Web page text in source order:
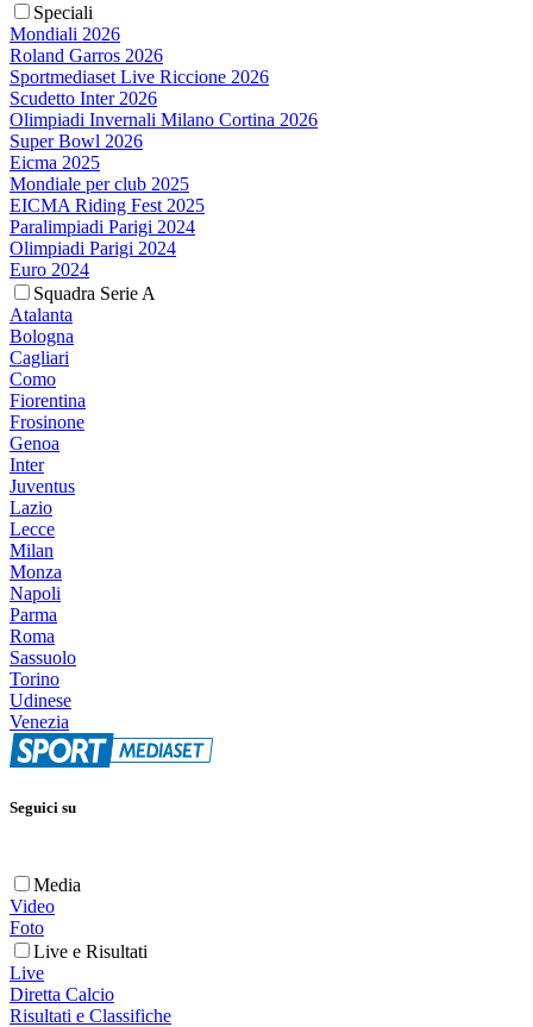
Speciali
Mondiali 2026
Roland Garros 2026
Sportmediaset Live Riccione 2026
Scudetto Inter 2026
Olimpiadi Invernali Milano Cortina 2026
Super Bowl 2026
Eicma 2025
Mondiale per club 2025
EICMA Riding Fest 2025
Paralimpiadi Parigi 2024
Olimpiadi Parigi 2024
Euro 2024
Squadra Serie A
Atalanta
Bologna
Cagliari
Como
Fiorentina
Frosinone
Genoa
Inter
Juventus
Lazio
Lecce
Milan
Monza
Napoli
Parma
Roma
Sassuolo
Torino
Udinese
Venezia
Seguici su
Media
Video
Foto
Live e Risultati
Live
Diretta Calcio
Risultati e Classifiche